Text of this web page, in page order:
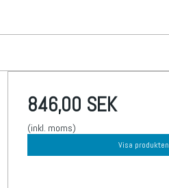
846,00 SEK
(inkl. moms)
Visa produkten